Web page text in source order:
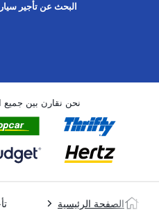
البحث عن تأجير
نحن نقارن بين جميع
الصفحة الرئيسية